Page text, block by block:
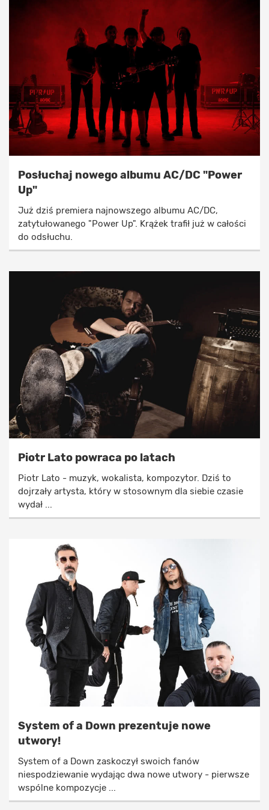
Posłuchaj nowego albumu AC/DC "Power
Up"
Już dziś premiera najnowszego albumu AC/DC,
zatytułowanego "Power Up". Krążek trafił już w całości
do odsłuchu.
Piotr Lato powraca po latach
Piotr Lato - muzyk, wokalista, kompozytor. Dziś to
dojrzały artysta, który w stosownym dla siebie czasie
wydał ...
System of a Down prezentuje nowe
utwory!
System of a Down zaskoczył swoich fanów
niespodziewanie wydając dwa nowe utwory - pierwsze
wspólne kompozycje ...